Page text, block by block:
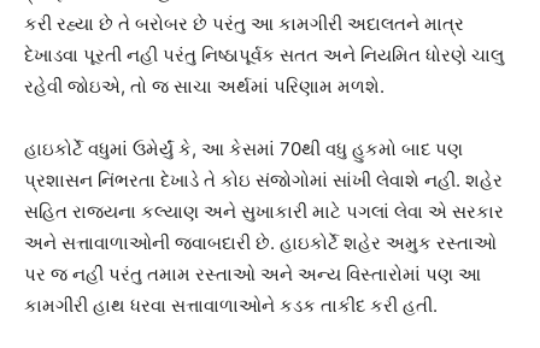
કરી રહ્યા છે તે બરોબર છે પરંતુ આ કામગીરી અદાલતને માત્ર
દેખાડવા પૂરતી નહી પરંતુ નિષ્ઠાપૂર્વક સતત અને નિયમિત ધોરણે ચાલુ
રહેવી જોઇએ, તો જ સાચા અર્થમાં પરિણામ મળશે.
હાઇકોર્ટે વધુમાં ઉમેર્યું કે, આ કેસમાં 70થી વધુ હુકમો બાદ પણ
પ્રશાસન નિંભરતા દેખાડે તે કોઇ સંજોગોમાં સાંખી લેવાશે નહી. શહેર
સહિત રાજ્યના કલ્યાણ અને સુખાકારી માટે પગલાં લેવા એ સરકાર
અને સત્તાવાળાઓની જવાબદારી છે. હાઇકોર્ટે શહેર અમુક રસ્તાઓ
પર જ નહી પરંતુ તમામ રસ્તાઓ અને અન્ય વિસ્તારોમાં પણ આ
કામગીરી હાથ ધરવા સત્તાવાળાઓને કડક તાકીદ કરી હતી.